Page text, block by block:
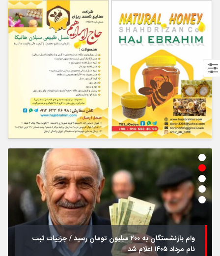
وام بازنشستگان به ۲۰۰ میلیون تومان رسید / جزییات ثبت
نام مرداد ۱۴۰۵ اعلام شد